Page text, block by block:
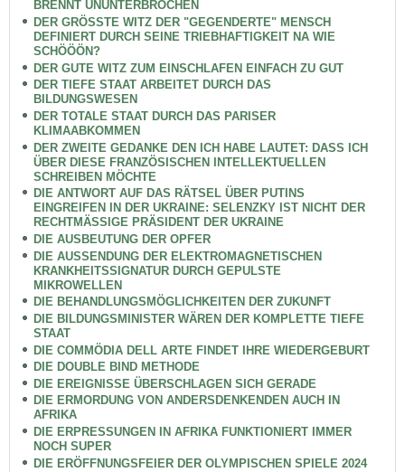
BRENNT UNUNTERBROCHEN
DER GRÖSSTE WITZ DER "GEGENDERTE" MENSCH
DEFINIERT DURCH SEINE TRIEBHAFTIGKEIT NA WIE
SCHÖÖÖN?
DER GUTE WITZ ZUM EINSCHLAFEN EINFACH ZU GUT
DER TIEFE STAAT ARBEITET DURCH DAS
BILDUNGSWESEN
DER TOTALE STAAT DURCH DAS PARISER
KLIMAABKOMMEN
DER ZWEITE GEDANKE DEN ICH HABE LAUTET: DASS ICH
ÜBER DIESE FRANZÖSISCHEN INTELLEKTUELLEN
SCHREIBEN MÖCHTE
DIE ANTWORT AUF DAS RÄTSEL ÜBER PUTINS
EINGREIFEN IN DER UKRAINE: SELENZKY IST NICHT DER
RECHTMÄSSIGE PRÄSIDENT DER UKRAINE
DIE AUSBEUTUNG DER OPFER
DIE AUSSENDUNG DER ELEKTROMAGNETISCHEN
KRANKHEITSSIGNATUR DURCH GEPULSTE
MIKROWELLEN
DIE BEHANDLUNGSMÖGLICHKEITEN DER ZUKUNFT
DIE BILDUNGSMINISTER WÄREN DER KOMPLETTE TIEFE
STAAT
DIE COMMÖDIA DELL ARTE FINDET IHRE WIEDERGEBURT
DIE DOUBLE BIND METHODE
DIE EREIGNISSE ÜBERSCHLAGEN SICH GERADE
DIE ERMORDUNG VON ANDERSDENKENDEN AUCH IN
AFRIKA
DIE ERPRESSUNGEN IN AFRIKA FUNKTIONIERT IMMER
NOCH SUPER
DIE ERÖFFNUNGSFEIER DER OLYMPISCHEN SPIELE 2024